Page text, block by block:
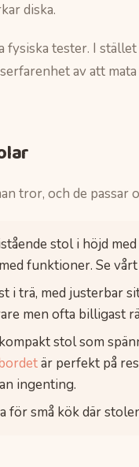
diska.
fysiska tester. I
av att
tror, och de passar
stol i höjd
funktioner. Se
i trä, med justerbar
men ofta billigast
stol som
är perfekt på
ingenting.
för små kök där